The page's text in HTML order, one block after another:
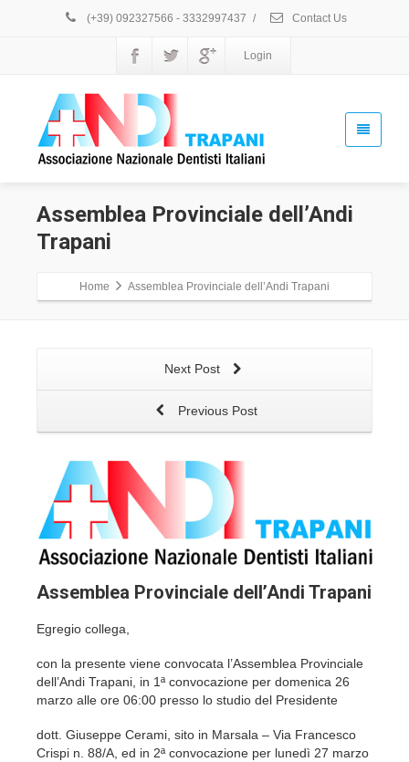
(+39) 092327566 - 3332997437 / Contact Us
Login
Assemblea Provinciale dell’Andi
Trapani
Home Assemblea Provinciale dell’Andi Trapani
Next Post
Previous Post
Assemblea Provinciale dell’Andi Trapani
Egregio collega,
con la presente viene convocata l’Assemblea Provinciale
dell’Andi Trapani, in 1ª convocazione per domenica 26
marzo alle ore 06:00 presso lo studio del Presidente
dott. Giuseppe Cerami, sito in Marsala – Via Francesco
Crispi n. 88/A, ed in 2ª convocazione per lunedì 27 marzo